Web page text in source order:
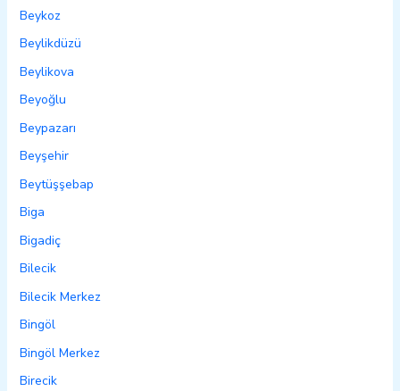
Beykoz
Beylikdüzü
Beylikova
Beyoğlu
Beypazarı
Beyşehir
Beytüşşebap
Biga
Bigadiç
Bilecik
Bilecik Merkez
Bingöl
Bingöl Merkez
Birecik